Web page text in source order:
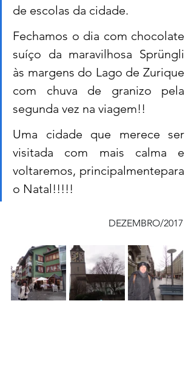
de escolas da cidade.
Fechamos o dia com chocolate
suíço da maravilhosa Sprüngli
às margens do Lago de Zurique
com chuva de granizo pela
segunda vez na viagem!!
Uma cidade que merece ser
visitada com mais calma e
voltaremos, principalmentepara
o Natal!!!!!
DEZEMBRO/2017